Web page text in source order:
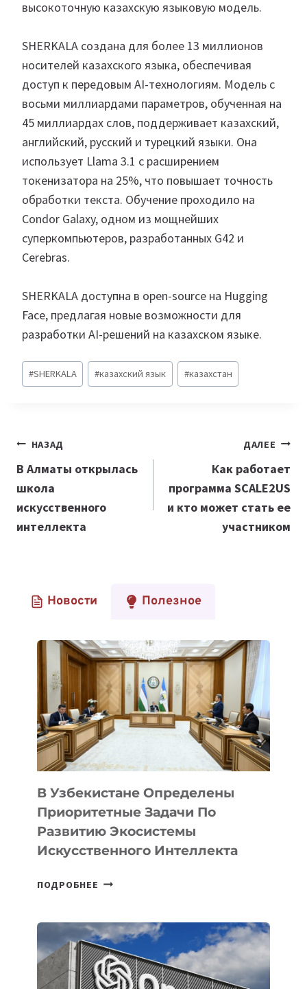
высокоточную казахскую языковую модель.
SHERKALA создана для более 13 миллионов
носителей казахского языка, обеспечивая
доступ к передовым AI-технологиям. Модель с
восьми миллиардами параметров, обученная на
45 миллиардах слов, поддерживает казахский,
английский, русский и турецкий языки. Она
использует Llama 3.1 с расширением
токенизатора на 25%, что повышает точность
обработки текста. Обучение проходило на
Condor Galaxy, одном из мощнейших
суперкомпьютеров, разработанных G42 и
Cerebras.
SHERKALA доступна в open-source на Hugging
Face, предлагая новые возможности для
разработки AI-решений на казахском языке.
Метки
записи:
#SHERKALA #казахский язык #казахстан
Навигация
по
записям
НАЗАД
В Алматы открылась
школа
искусственного
интеллекта
ДАЛЕЕ
Как работает
программа SCALE2US
и кто может стать ее
участником
Новости Полезное
В Узбекистане Определены
Приоритетные Задачи По
Развитию Экосистемы
Искусственного Интеллекта
ПОДРОБНЕЕ В
ПРИОРИТЕТНЫЕ
ЗАДАЧИ
ПО
РАЗВИТИЮ